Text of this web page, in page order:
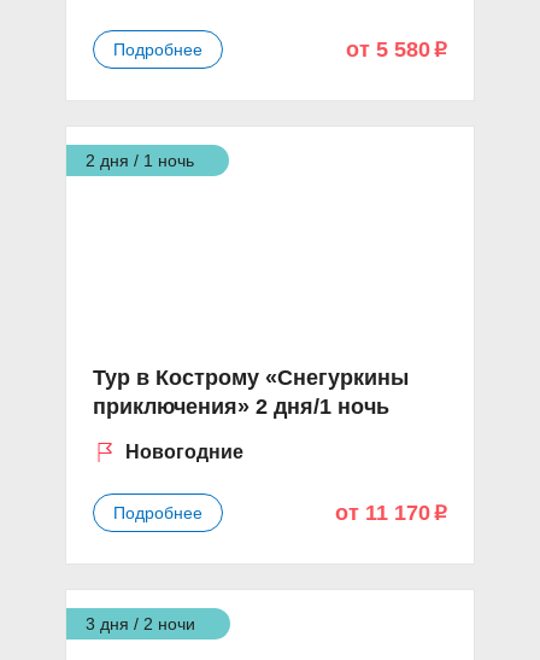
Подробнее от 5 580 p
2 дня / 1 ночь
Тур в Кострому «Снегуркины
приключения» 2 дня/1 ночь
Новогодние
Подробнее от 11 170 p
3 дня / 2 ночи